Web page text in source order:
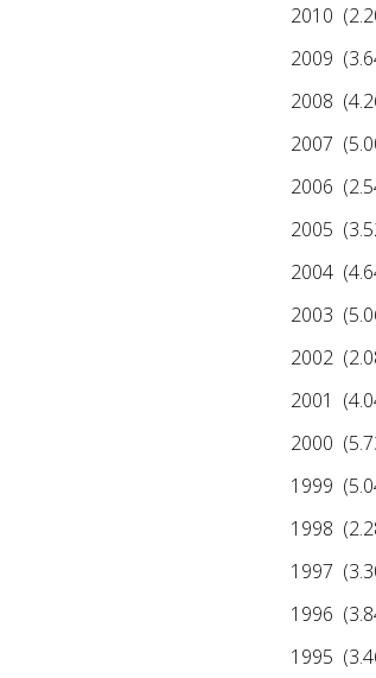
2010
2009
2008
2007
2006
2005
2004
2003
2002
2001
2000
1999
1998
1997
1996
1995